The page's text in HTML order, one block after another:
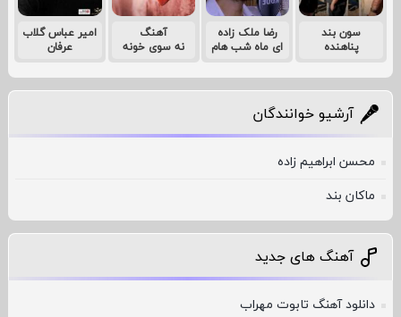
سون بند
پناهنده
رضا ملک زاده
ای ماه شب هام
آهنگ
نه سوی خونه
امیر عباس گلاب
عرفان
آرشیو خوانندگان
محسن ابراهیم زاده
ماکان بند
آهنگ های جدید
دانلود آهنگ تابوت مهراب